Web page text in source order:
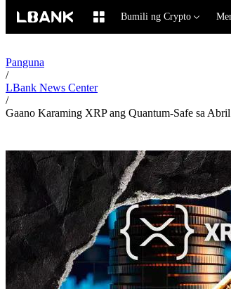
Bumili ng Crypto
Panguna
/
LBank News Center
/
Gaano Karaming XRP ang Quantum-Safe sa